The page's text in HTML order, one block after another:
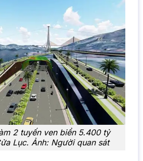
2 tuyến ven biển 5.400 tỷ
Lục. Ảnh: Người quan sát